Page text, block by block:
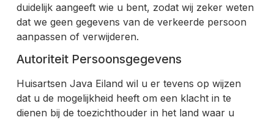
duidelijk aangeeft wie u bent, zodat wij zeker weten
dat we geen gegevens van de verkeerde persoon
aanpassen of verwijderen.
Autoriteit Persoonsgegevens
Huisartsen Java Eiland wil u er tevens op wijzen
dat u de mogelijkheid heeft om een klacht in te
dienen bij de toezichthouder in het land waar u